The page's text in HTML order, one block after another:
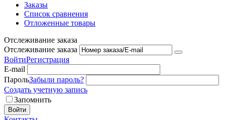
Заказы
Список сравнения
Отложенные товары
Отслеживание заказа
Отслеживание заказа
ВойтиРегистрация
E-mail
ПарольЗабыли пароль?
Создать учетную запись
Запомнить
Войти